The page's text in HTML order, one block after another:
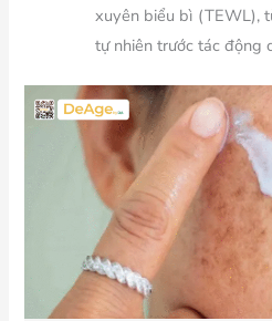
xuyên biểu bì (TEWL),
tự nhiên trước tác động